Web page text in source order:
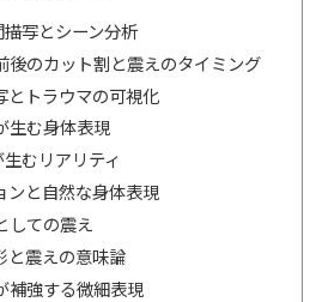
描写とシーン分析
後のカット割と震えのタイミング
とトラウマの可視化
生む身体表現
むリアリティ
ンと自然な身体表現
しての震え
と震えの意味論
補強する微細表現